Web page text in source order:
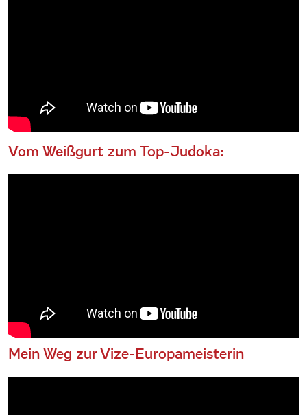
Vom Weißgurt zum Top-Judoka:
Mein Weg zur Vize-Europameisterin